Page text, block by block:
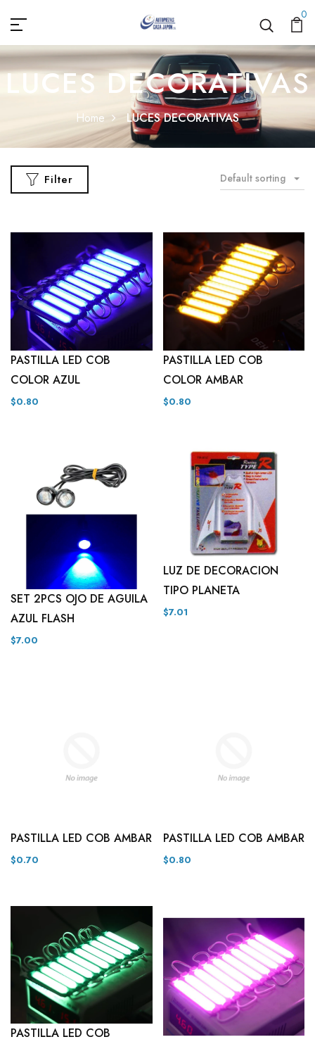
0
LUCES DECORATIVAS
Home LUCES DECORATIVAS
Filter Default sorting
PASTILLA LED COB
COLOR AZUL
$0.80
PASTILLA LED COB
COLOR AMBAR
$0.80
SET 2PCS OJO DE AGUILA
AZUL FLASH
$7.00
LUZ DE DECORACION
TIPO PLANETA
$7.01
PASTILLA LED COB AMBAR
$0.70
PASTILLA LED COB AMBAR
$0.80
PASTILLA LED COB